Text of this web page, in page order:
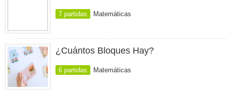
7 partidas Matemáticas
¿Cuántos Bloques Hay?
6 partidas Matemáticas